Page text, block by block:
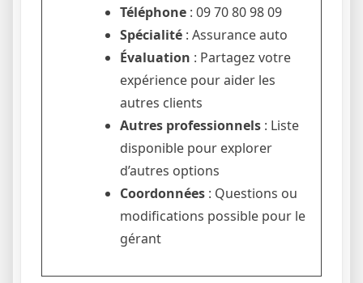
Téléphone : 09 70 80 98 09
Spécialité : Assurance auto
Évaluation : Partagez votre
expérience pour aider les
autres clients
Autres professionnels : Liste
disponible pour explorer
d’autres options
Coordonnées : Questions ou
modifications possible pour le
gérant